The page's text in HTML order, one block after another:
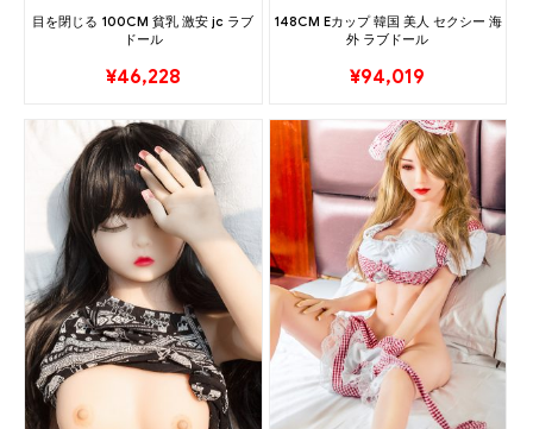
目を閉じる 100CM 貧乳 激安 jc ラブ
ドール
¥46,228
148CM Eカップ 韓国 美人 セクシー 海
外 ラブドール
¥94,019